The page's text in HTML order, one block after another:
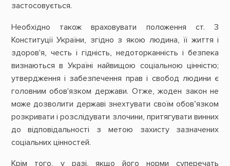
застосовується.
Необхідно також враховувати положення ст. 3
Конституції України, згідно з якою людина, її життя і
здоров'я, честь і гідність, недоторканність і безпека
визнаються в Україні найвищою соціальною цінністю;
утвердження і забезпечення прав і свобод людини є
головним обов'язком держави. Отже, жоден закон не
може дозволити державі знехтувати своїм обов’язком
розкривати і розслідувати злочини, притягувати винних
до відповідальності з метою захисту зазначених
соціальних цінностей.
Крім того, у разі, якщо його норми суперечать